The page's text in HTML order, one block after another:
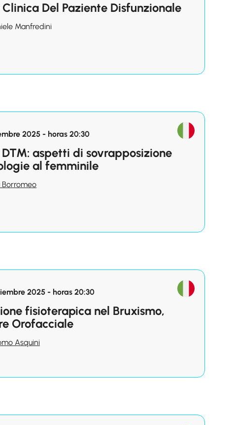
Del Paziente Disfunzionale
Manfredini
2025 - horas 20:30
aspetti di sovrapposizione
al femminile
Borromeo
2025 - horas 20:30
fisioterapica nel Bruxismo,
Orofacciale
Asquini